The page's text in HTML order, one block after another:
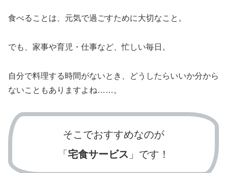
食べることは、元気で過ごすために大切なこと。
でも、家事や育児・仕事など、忙しい毎日。
自分で料理する時間がないとき、どうしたらいいか分から
ないこともありますよね……。
そこでおすすめなのが
「 宅食サービス 」です！